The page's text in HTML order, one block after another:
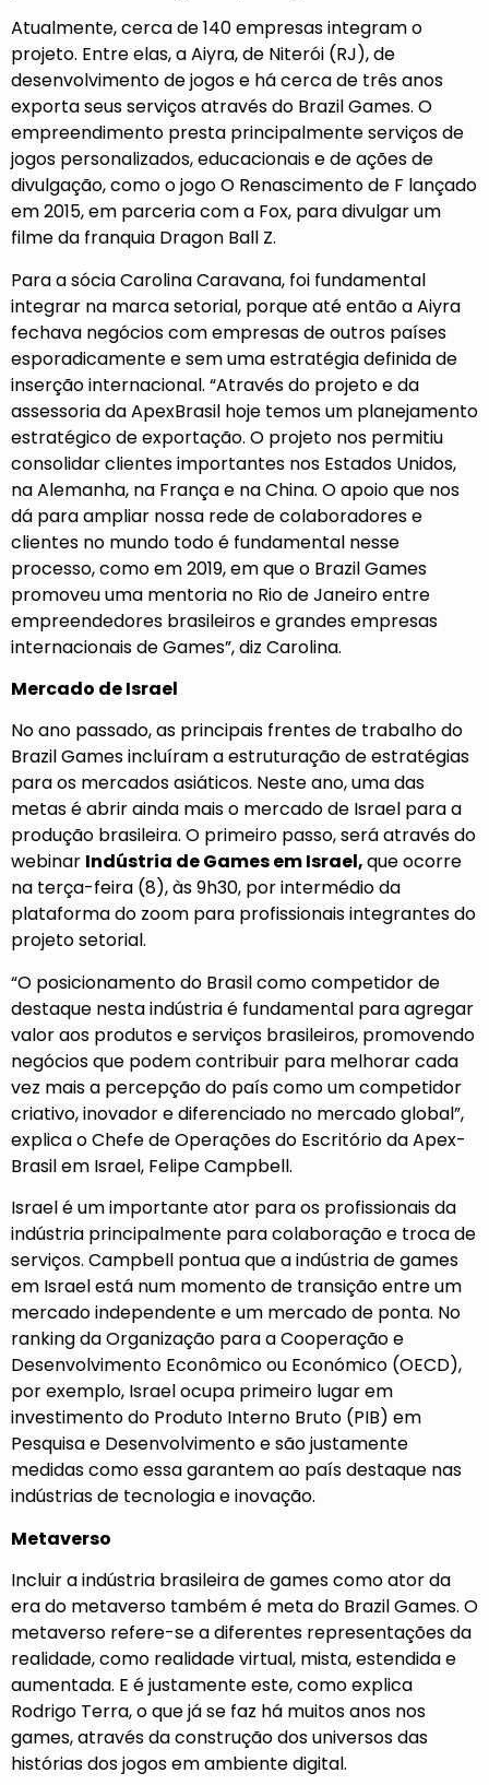
Atualmente, cerca de 140 empresas integram o
projeto. Entre elas, a Aiyra, de Niterói (RJ), de
desenvolvimento de jogos e há cerca de três anos
exporta seus serviços através do Brazil Games. O
empreendimento presta principalmente serviços de
jogos personalizados, educacionais e de ações de
divulgação, como o jogo O Renascimento de F lançado
em 2015, em parceria com a Fox, para divulgar um
filme da franquia Dragon Ball Z.
Para a sócia Carolina Caravana, foi fundamental
integrar na marca setorial, porque até então a Aiyra
fechava negócios com empresas de outros países
esporadicamente e sem uma estratégia definida de
inserção internacional. “Através do projeto e da
assessoria da ApexBrasil hoje temos um planejamento
estratégico de exportação. O projeto nos permitiu
consolidar clientes importantes nos Estados Unidos,
na Alemanha, na França e na China. O apoio que nos
dá para ampliar nossa rede de colaboradores e
clientes no mundo todo é fundamental nesse
processo, como em 2019, em que o Brazil Games
promoveu uma mentoria no Rio de Janeiro entre
empreendedores brasileiros e grandes empresas
internacionais de Games”, diz Carolina.
Mercado de Israel
No ano passado, as principais frentes de trabalho do
Brazil Games incluíram a estruturação de estratégias
para os mercados asiáticos. Neste ano, uma das
metas é abrir ainda mais o mercado de Israel para a
produção brasileira. O primeiro passo, será através do
webinar Indústria de Games em Israel,que ocorre
na terça-feira (8), às 9h30, por intermédio da
plataforma do zoom para profissionais integrantes do
projeto setorial.
“O posicionamento do Brasil como competidor de
destaque nesta indústria é fundamental para agregar
valor aos produtos e serviços brasileiros, promovendo
negócios que podem contribuir para melhorar cada
vez mais a percepção do país como um competidor
criativo, inovador e diferenciado no mercado global”,
explica o Chefe de Operações do Escritório da Apex-
Brasil em Israel, Felipe Campbell.
Israel é um importante ator para os profissionais da
indústria principalmente para colaboração e troca de
serviços. Campbell pontua que a indústria de games
em Israel está num momento de transição entre um
mercado independente e um mercado de ponta. No
ranking da Organização para a Cooperação e
Desenvolvimento Econômico ou Económico (OECD),
por exemplo, Israel ocupa primeiro lugar em
investimento do Produto Interno Bruto (PIB) em
Pesquisa e Desenvolvimento e são justamente
medidas como essa garantem ao país destaque nas
indústrias de tecnologia e inovação.
Metaverso
Incluir a indústria brasileira de games como ator da
era do metaverso também é meta do Brazil Games. O
metaverso refere-se a diferentes representações da
realidade, como realidade virtual, mista, estendida e
aumentada. E é justamente este, como explica
Rodrigo Terra, o que já se faz há muitos anos nos
games, através da construção dos universos das
histórias dos jogos em ambiente digital.